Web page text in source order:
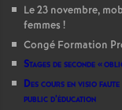
Le 23 novembre,
femmes !
Congé Formation
Stages de seconde «
Des cours en visio
public d’éducation